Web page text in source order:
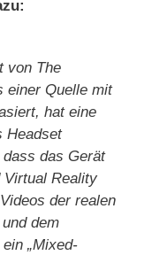
von The
einer Quelle mit
hat eine
Headset
das Gerät
Virtual Reality
der realen
dem
„Mixed-